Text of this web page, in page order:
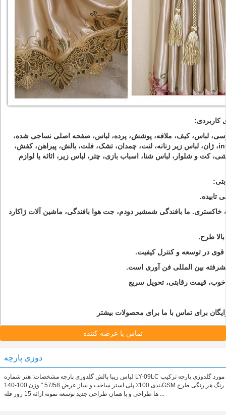
کاربردی:
لباس، کیف، ملافه، پوشش، پرده، لباس، صفحه اصلی نساجی شده،
interlining، ژان، لباس زیر زنانه، لنت، چمدان، تشک، فلت، بالش، پیراهن، کفش،
کت و شلوار، لباس شنا، اسباب بازی، چتر، لباس زیر، اثاثه یا لوازم
خاکستری. ما بافندگی شمشیر دودم، جت هوا بافندگی، ماشین آلات ژاکارد
برای تماس با ما برای محصولات بیشتر
تماس با عرضه کننده
دوزی پارچه
لباس زیبا بالش گلدوزی پارچه مشخصات: هنر شماره LY-09LC مورد گلدوزی پارچه ترکیب
بندی 100٪ پلی استر ساخت و ساز عرض 57/58 " وزن 100-140GSM رنگ هر رنگی طرح
ها طراحی و یا همان طراحی جدید توسعه نمونه ارائه 15 روز فله ...